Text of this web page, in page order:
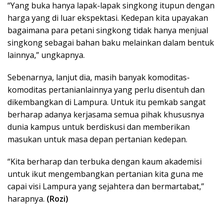
“Yang buka hanya lapak-lapak singkong itupun dengan
harga yang di luar ekspektasi. Kedepan kita upayakan
bagaimana para petani singkong tidak hanya menjual
singkong sebagai bahan baku melainkan dalam bentuk
lainnya,” ungkapnya.
Sebenarnya, lanjut dia, masih banyak komoditas-
komoditas pertanianlainnya yang perlu disentuh dan
dikembangkan di Lampura. Untuk itu pemkab sangat
berharap adanya kerjasama semua pihak khususnya
dunia kampus untuk berdiskusi dan memberikan
masukan untuk masa depan pertanian kedepan.
“Kita berharap dan terbuka dengan kaum akademisi
untuk ikut mengembangkan pertanian kita guna me
capai visi Lampura yang sejahtera dan bermartabat,”
harapnya. (Rozi)